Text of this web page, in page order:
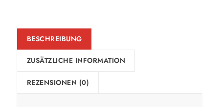
BESCHREIBUNG
ZUSÄTZLICHE INFORMATION
REZENSIONEN (0)